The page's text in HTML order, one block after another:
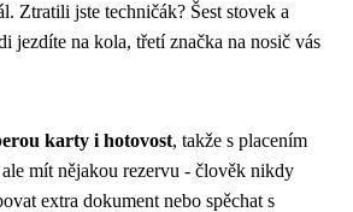
Ztratili jste techničák? Šest stovek a
jezdíte na kola, třetí značka na nosič vás
karty i hotovost, takže s placením
mít nějakou rezervu - člověk nikdy
extra dokument nebo spěchat s